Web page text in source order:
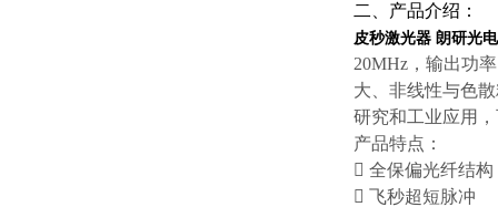
二、产品介绍：
皮秒激光器 朗研光
20MHz，输出功
大、非线性与色
研究和工业应用
产品特点：
 全保偏光纤结构
 飞秒超短脉冲